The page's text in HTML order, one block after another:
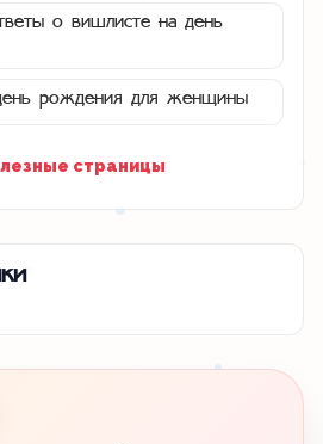
о вишлисте на день
рождения для женщины
страницы